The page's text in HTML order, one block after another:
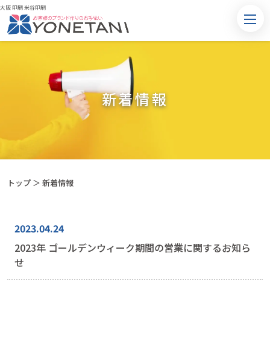
大阪 印刷 米谷印刷
新着情報
トップ ＞ 新着情報
2023.04.24
2023年 ゴールデンウィーク期間の営業に関するお知ら
せ